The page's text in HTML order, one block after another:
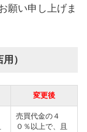
願い申し上げま
）
変更後
売買代金の４
０％以上で、且